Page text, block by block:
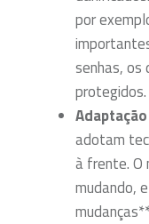
por
senhas, os
protegidos.
adotam
à frente. O
mudando,